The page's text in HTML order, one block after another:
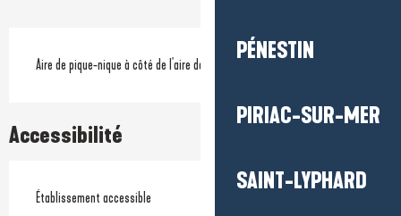
PÉNESTIN
PIRIAC-SUR-MER
SAINT-LYPHARD
Description
Aire de pique-nique à côté de l'aire de service pour camping-car.
Accessibilité
Établissement accessible